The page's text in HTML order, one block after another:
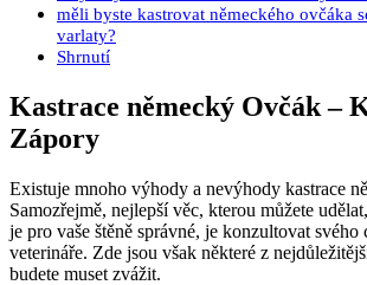
měli byste kastrovat německého ovčáka
varlaty?
Shrnutí
Kastrace německý Ovčák –
Zápory
Existuje mnoho výhody a nevýhody kastrace
Samozřejmě, nejlepší věc, kterou můžete
je pro vaše štěně správné, je konzultovat svého
veterináře. Zde jsou však některé z
budete muset zvážit.